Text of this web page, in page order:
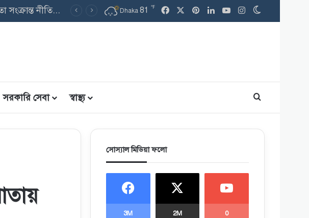
PDF ডাউনলোড Dhaka 81 ℉ Facebook PinterestLinkedInYouTubeInstagram
সরকারি সেবা স্বাস্থ্য Search for
সোস্যাল মিডিয়া ফলো
3M 2M 0